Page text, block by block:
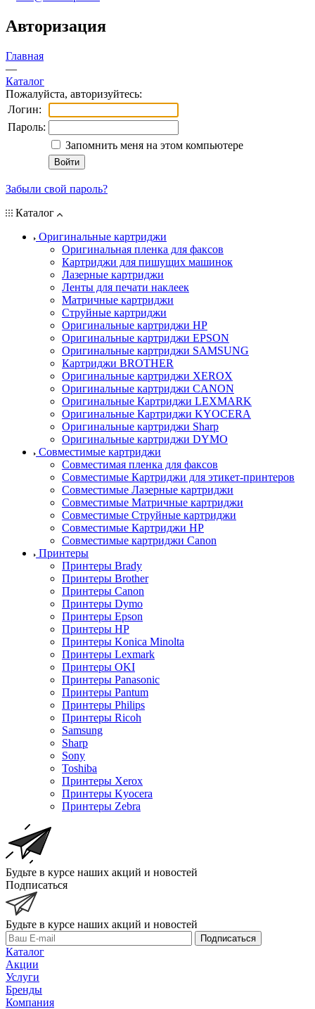
Авторизация
Главная
—
Каталог
Пожалуйста, авторизуйтесь:
Логин:
Пароль:
Запомнить меня на этом компьютере
Забыли свой пароль?
Каталог
Оригинальные картриджи
Оригинальная пленка для факсов
Картриджи для пишущих машинок
Лазерные картриджи
Ленты для печати наклеек
Матричные картриджи
Струйные картриджи
Оригинальные картриджи HP
Оригинальные картриджи EPSON
Оригинальные картриджи SAMSUNG
Картриджи BROTHER
Оригинальные картриджи XEROX
Оригинальные картриджи CANON
Оригинальные Картриджи LEXMARK
Оригинальные Картриджи KYOCERA
Оригинальные картриджи Sharp
Оригинальные картриджи DYMO
Совместимые картриджи
Совместимая пленка для факсов
Совместимые Картриджи для этикет-принтеров
Совместимые Лазерные картриджи
Совместимые Матричные картриджи
Совместимые Струйные картриджи
Совместимые Картриджи HP
Совместимые картриджи Canon
Принтеры
Принтеры Brady
Принтеры Brother
Принтеры Canon
Принтеры Dymo
Принтеры Epson
Принтеры HP
Принтеры Konica Minolta
Принтеры Lexmark
Принтеры OKI
Принтеры Panasonic
Принтеры Pantum
Принтеры Philips
Принтеры Ricoh
Samsung
Sharp
Sony
Toshiba
Принтеры Xerox
Принтеры Kyocera
Принтеры Zebra
Будьте в курсе наших акций и новостей
Подписаться
Будьте в курсе наших акций и новостей
Подписаться
Каталог
Акции
Услуги
Бренды
Компания